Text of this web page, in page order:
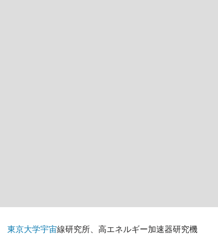
東京大学宇宙線研究所、高エネルギー加速器研究機